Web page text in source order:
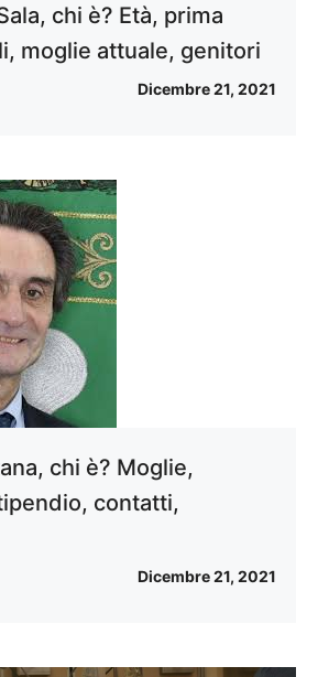
chi è? Età, prima
moglie attuale, genitori
Dicembre 21, 2021
chi è? Moglie,
contatti,
Dicembre 21, 2021